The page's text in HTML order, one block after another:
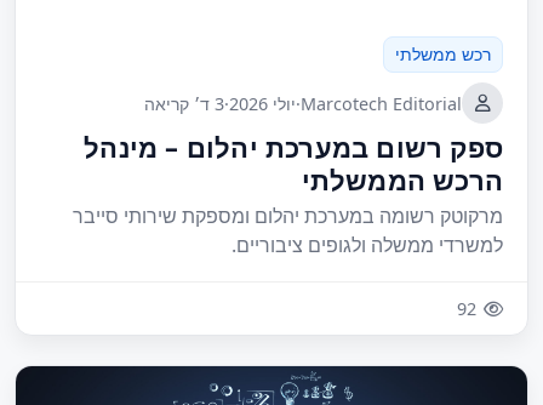
רכש ממשלתי
Marcotech Editorial
·יולי 2026 ·3 ד׳ קריאה
ספק רשום במערכת יהלום – מינהל
הרכש הממשלתי
מרקוטק רשומה במערכת יהלום ומספקת שירותי סייבר
למשרדי ממשלה ולגופים ציבוריים.
92